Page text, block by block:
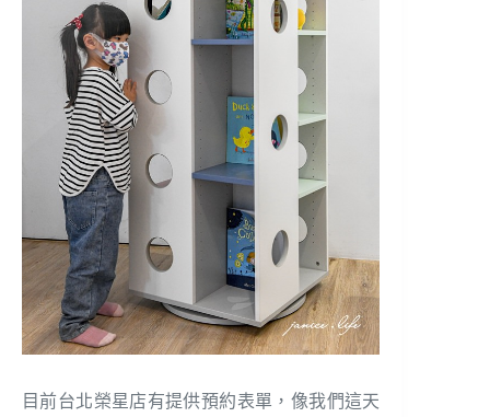
目前台北榮星店有提供預約表單，像我們這天